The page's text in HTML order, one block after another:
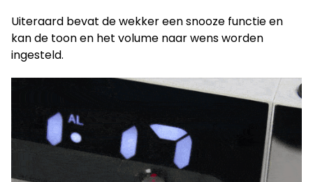
Uiteraard bevat de wekker een snooze functie en
kan de toon en het volume naar wens worden
ingesteld.